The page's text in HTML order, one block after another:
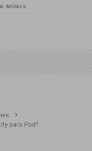
MOBILE
para iPad?